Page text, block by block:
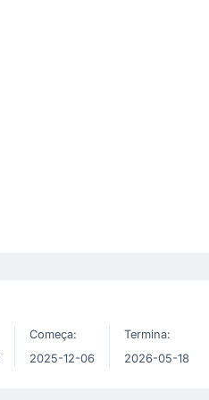
Começa:
2025-12-06
Termina:
2026-05-18